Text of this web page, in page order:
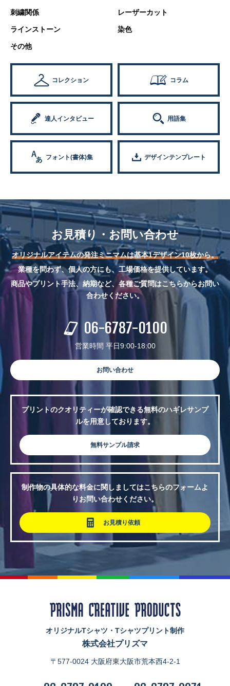
刺繍関係 レーザーカット
ラインストーン 染色
その他
コレクション コラム
達人インタビュー 用語集
フォント(書体)集 デザインテンプレート
お見積り・お問い合わせ
オリジナルアイテムの発注ミニマムは基本1デザイン10枚から。
業種を問わず、個人の方にも、工場価格を提供しています。
商品やプリント手法、納期など、各種ご質問はこちらからお問い
合わせください。
06-6787-0100
営業時間 平日9:00-18:00
お問い合わせ
プリントのクオリティーが確認できる無料のハギレサンプ
ルを用意しております。
無料サンプル請求
制作物の具体的な料金に関しましてはこちらのフォームよ
りお問い合わせください。
お見積り依頼
オリジナルTシャツ・Tシャツプリント制作
株式会社プリズマ
〒577-0024 大阪府東大阪市荒本西4-2-1